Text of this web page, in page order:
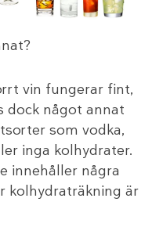
vin fungerar fint,
dock något annat
som vodka,
inga kolhydrater.
innehåller några
kolhydraträkning är